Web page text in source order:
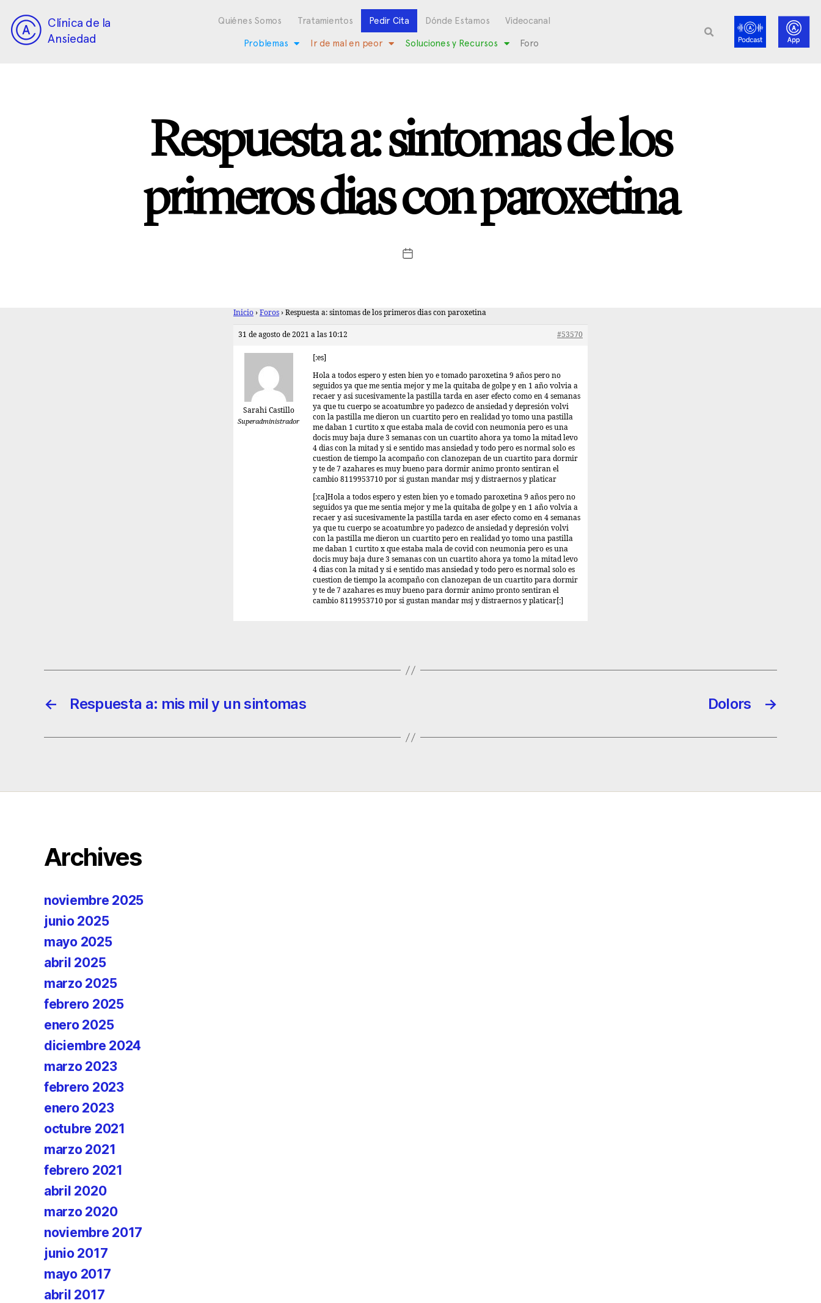
Clínica de la
Ansiedad
Quiénes Somos Tratamientos Pedir Cita Dónde Estamos Videocanal
Problemas Ir de mal en peor Soluciones y Recursos Foro
Respuesta a: sintomas de los
primeros dias con paroxetina
Inicio › Foros › Respuesta a: sintomas de los primeros dias con paroxetina
31 de agosto de 2021 a las 10:12 #53570
Sarahi Castillo
Superadministrador
[:es]
Hola a todos espero y esten bien yo e tomado paroxetina 9 años pero no
seguidos ya que me sentia mejor y me la quitaba de golpe y en 1 año volvia a
recaer y asi sucesivamente la pastilla tarda en aser efecto como en 4 semanas
ya que tu cuerpo se acoatumbre yo padezco de ansiedad y depresión volvi
con la pastilla me dieron un cuartito pero en realidad yo tomo una pastilla
me daban 1 curtito x que estaba mala de covid con neumonia pero es una
docis muy baja dure 3 semanas con un cuartito ahora ya tomo la mitad levo
4 dias con la mitad y si e sentido mas ansiedad y todo pero es normal solo es
cuestion de tiempo la acompaño con clanozepan de un cuartito para dormir
y te de 7 azahares es muy bueno para dormir animo pronto sentiran el
cambio 8119953710 por si gustan mandar msj y distraernos y platicar
[:ca]Hola a todos espero y esten bien yo e tomado paroxetina 9 años pero no
seguidos ya que me sentia mejor y me la quitaba de golpe y en 1 año volvia a
recaer y asi sucesivamente la pastilla tarda en aser efecto como en 4 semanas
ya que tu cuerpo se acoatumbre yo padezco de ansiedad y depresión volvi
con la pastilla me dieron un cuartito pero en realidad yo tomo una pastilla
me daban 1 curtito x que estaba mala de covid con neumonia pero es una
docis muy baja dure 3 semanas con un cuartito ahora ya tomo la mitad levo
4 dias con la mitad y si e sentido mas ansiedad y todo pero es normal solo es
cuestion de tiempo la acompaño con clanozepan de un cuartito para dormir
y te de 7 azahares es muy bueno para dormir animo pronto sentiran el
cambio 8119953710 por si gustan mandar msj y distraernos y platicar[:]
← Respuesta a: mis mil y un sintomas →
Dolors
Archives
noviembre 2025
junio 2025
mayo 2025
abril 2025
marzo 2025
febrero 2025
enero 2025
diciembre 2024
marzo 2023
febrero 2023
enero 2023
octubre 2021
marzo 2021
febrero 2021
abril 2020
marzo 2020
noviembre 2017
junio 2017
mayo 2017
abril 2017